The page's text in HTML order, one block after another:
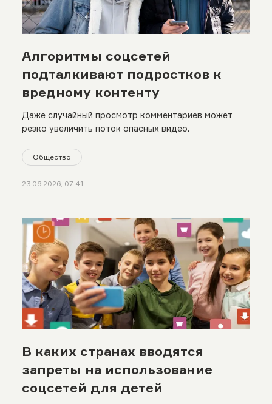
Алгоритмы соцсетей
подталкивают подростков к
вредному контенту
Даже случайный просмотр комментариев может
резко увеличить поток опасных видео.
Общество
23.06.2026, 07:41
В каких странах вводятся
запреты на использование
соцсетей для детей